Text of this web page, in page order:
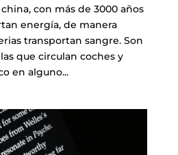
con más de 3000 años
energía, de manera
transportan sangre. Son
que circulan coches y
en alguno...